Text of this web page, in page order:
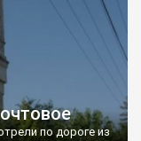
по дороге из